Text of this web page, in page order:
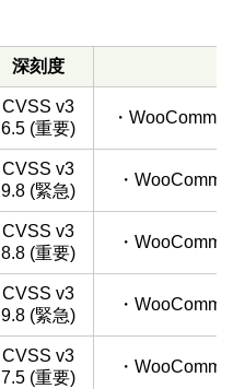
深刻度
CVSS v3
6.5 (重要)
・
CVSS v3
9.8 (緊急)
・
CVSS v3
8.8 (重要)
・
CVSS v3
9.8 (緊急)
・
CVSS v3
7.5 (重要)
・